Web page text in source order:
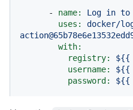
- name: Log in to
uses:
docker/
with:
registry:
${{
username:
${{
password:
${{